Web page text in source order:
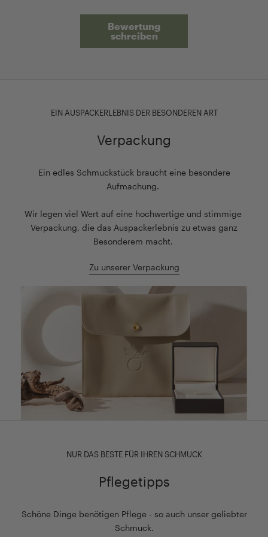
Bewertung
schreiben
EIN AUSPACKERLEBNIS DER BESONDEREN ART
Verpackung
Ein edles Schmuckstück braucht eine besondere
Aufmachung.
Wir legen viel Wert auf eine hochwertige und stimmige
Verpackung, die das Auspackerlebnis zu etwas ganz
Besonderem macht.
Zu unserer Verpackung
NUR DAS BESTE FÜR IHREN SCHMUCK
Pflegetipps
Schöne Dinge benötigen Pflege - so auch unser geliebter
Schmuck.